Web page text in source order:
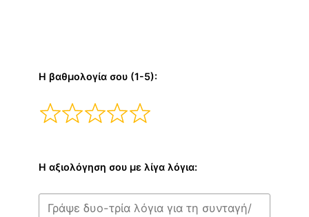
Η βαθμολογία σου (1-5):
Η αξιολόγηση σου με λίγα λόγια: